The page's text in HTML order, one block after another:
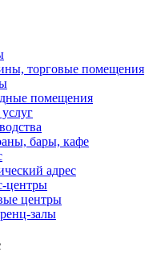
торговые помещения
помещения
бары, кафе
адрес
центры
центры
залы